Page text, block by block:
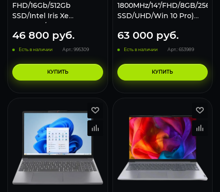
FHD/16Gb/512Gb
SSD/Intel Iris Xe
Graphics/no OS) Grey
46 800 руб.
Есть в наличии Арт.: 995309
КУПИТЬ
1800MHz/14"/FHD/8GB/
SSD/UHD/Win 10 Pro)
63 000руб.
Есть в наличии Арт.: 653989
КУПИТЬ